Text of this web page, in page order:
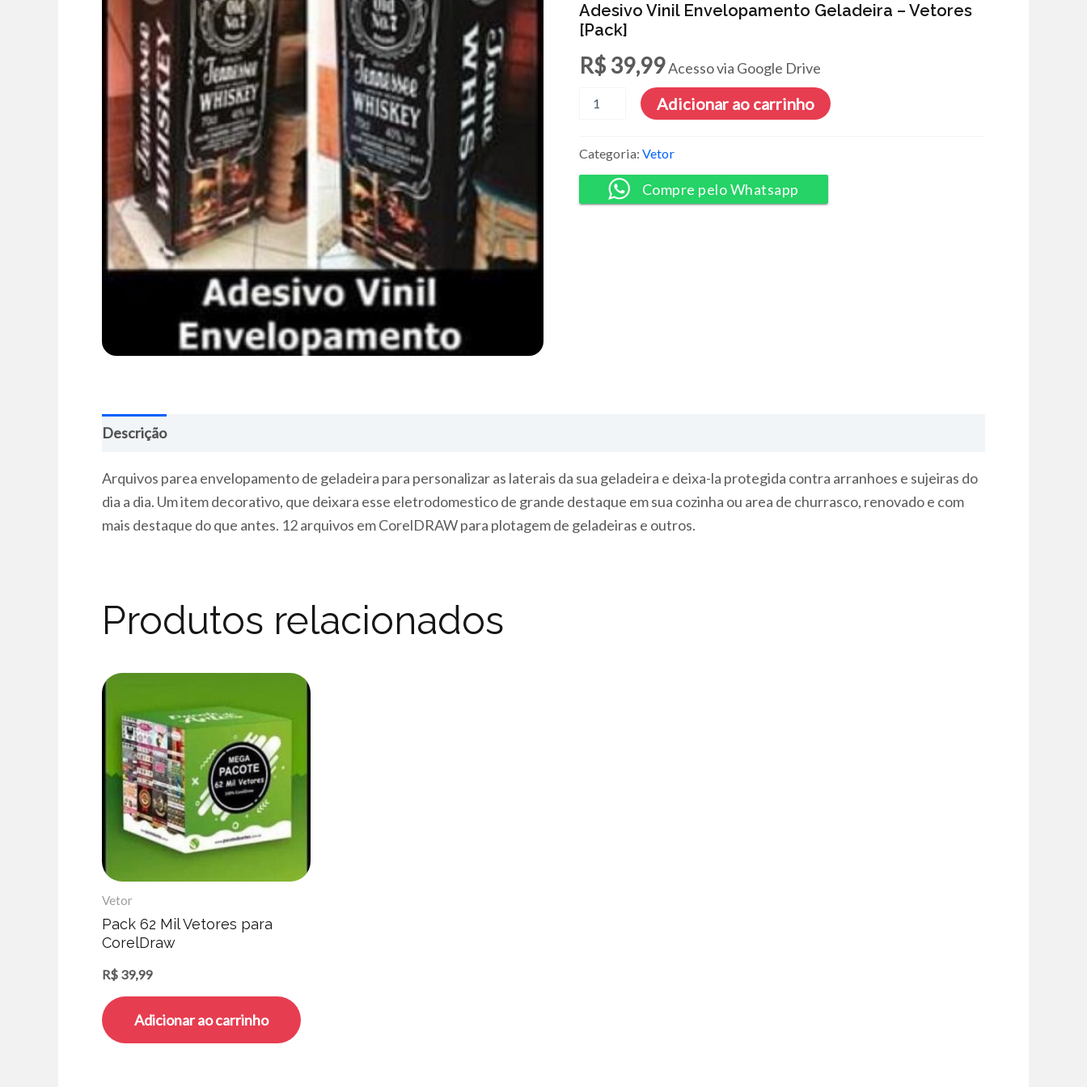
Adesivo Vinil Envelopamento Geladeira – Vetores
[Pack]
R$39,99Acesso via Google Drive
Vinil
-
Vetores
[Pack]
quantidade
Adicionar ao carrinho
Categoria: Vetor
Compre pelo Whatsapp
Descrição
Arquivos parea envelopamento de geladeira para personalizar as laterais da sua geladeira e deixa-la protegida contra arranhoes e sujeiras do
dia a dia. Um item decorativo, que deixara esse eletrodomestico de grande destaque em sua cozinha ou area de churrasco, renovado e com
mais destaque do que antes. 12 arquivos em CorelDRAW para plotagem de geladeiras e outros.
Produtos relacionados
Vetor
Pack 62 Mil Vetores para
CorelDraw
R$ 39,99
Adicionar ao carrinho